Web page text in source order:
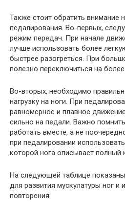
Также стоит обратить внимание
педалирования. Во-первых,
режим передач. При начале
лучше использовать более
быстрее разогреться. При
полезно переключиться на
Во-вторых, необходимо
нагрузку на ноги. При
равномерное и плавное
сильно на педали. Важно
работать вместе, а не
при педалировании
которой нога описывает полный
На следующей таблице
для развития мускулатуры ног и
повторения: